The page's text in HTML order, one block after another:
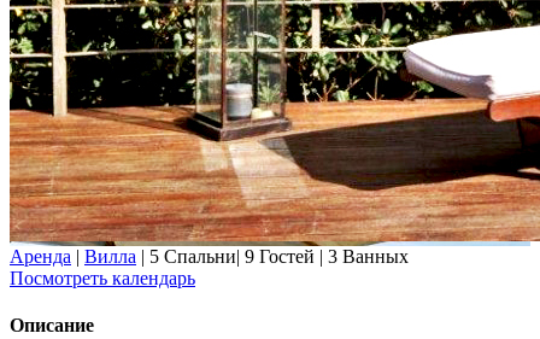
Аренда | Вилла | 5 Спальни| 9 Гостей | 3 Ванных
Посмотреть календарь
Описание